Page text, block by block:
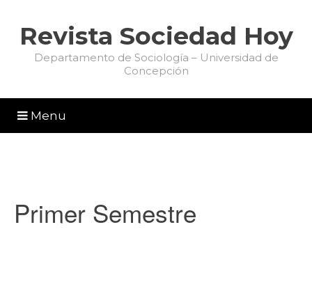
Revista Sociedad Hoy
Departamento de Sociología – Universidad de
Concepción
Menu
Primer Semestre